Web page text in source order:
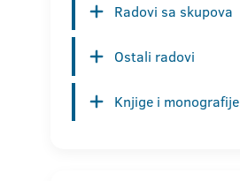
Radovi sa skupova
Ostali radovi
Knjige i monografije